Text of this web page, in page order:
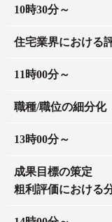
10時30分～
住宅業界における
11時00分～
職種/職位の細分化
13時00分～
成果目標の策定
粗利評価における